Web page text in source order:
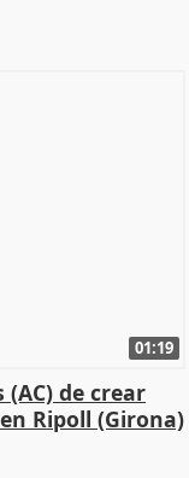
01:19
de crear
Ripoll (Girona)